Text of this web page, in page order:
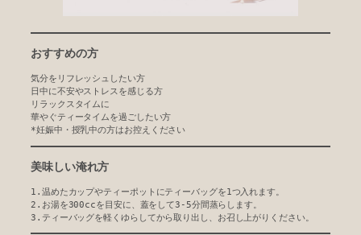
おすすめの方
気分をリフレッシュしたい方
日中に不安やストレスを感じる方
リラックスタイムに
華やぐティータイムを過ごしたい方
*妊娠中・授乳中の方はお控えください
美味しい淹れ方
1.温めたカップやティーポットにティーバッグを1つ入れます。
2.お湯を300ccを目安に、蓋をして3-5分間蒸らします。
3.ティーバッグを軽くゆらしてから取り出し、お召し上がりください。